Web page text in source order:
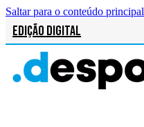
Saltar para o conteúdo principal
Edição Digital